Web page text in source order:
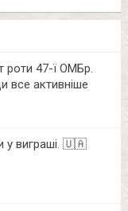
роти 47-ї ОМБр.
все активніше
у виграші. 🇺🇦